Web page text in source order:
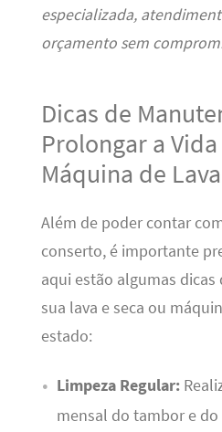
especializada,
orçamento sem
Dicas de
Prolongar a
Máquina de
Além de poder contar
conserto, é importante
aqui estão algumas
sua lava e seca ou
estado:
Limpeza Regular:
mensal do tambor e